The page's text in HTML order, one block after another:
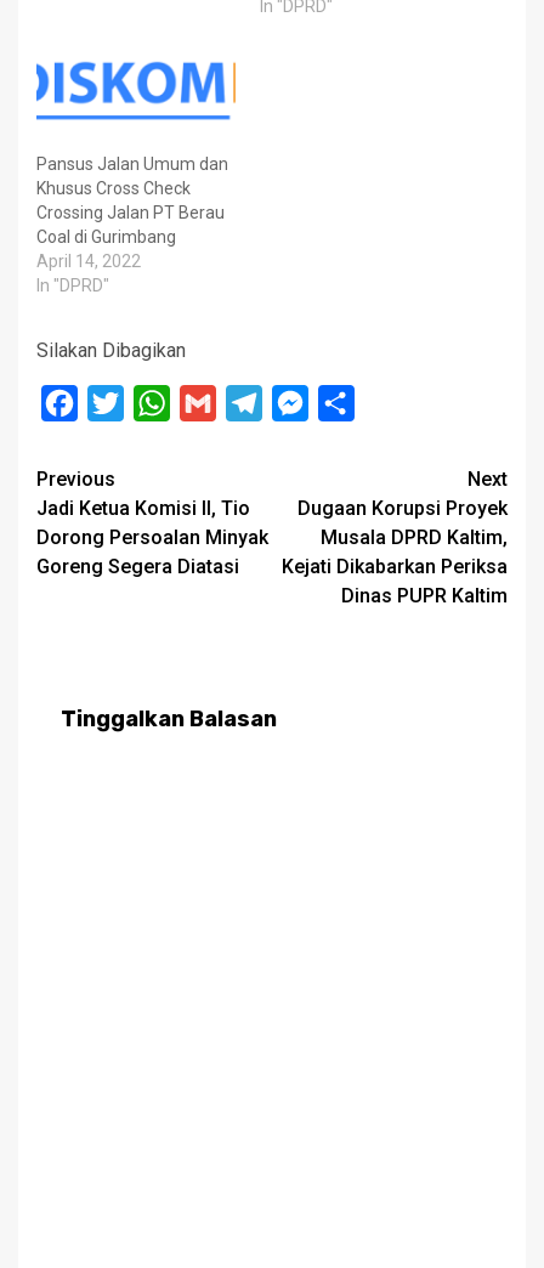
In "DPRD"
Pansus Jalan Umum dan
Khusus Cross Check
Crossing Jalan PT Berau
Coal di Gurimbang
April 14, 2022
In "DPRD"
Silakan Dibagikan
Facebook
Twitter WhatsApp
Gmail TelegramMessenger
Post
navigation
Previous
Jadi Ketua Komisi II, Tio
Dorong Persoalan Minyak
Goreng Segera Diatasi
Next
Dugaan Korupsi Proyek
Musala DPRD Kaltim,
Kejati Dikabarkan Periksa
Dinas PUPR Kaltim
Tinggalkan Balasan